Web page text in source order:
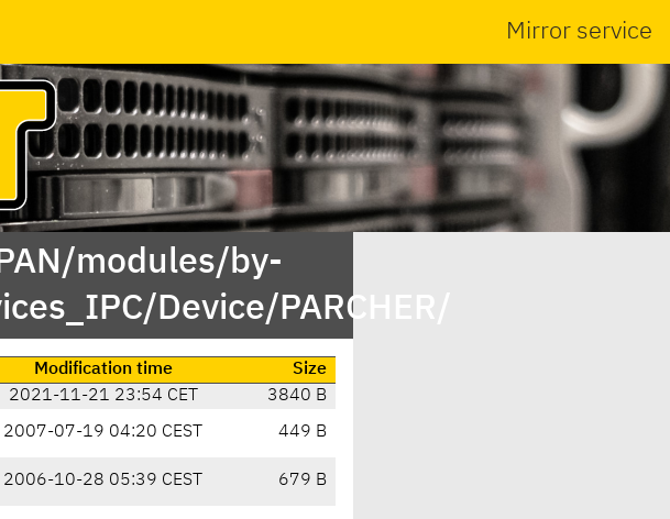
Mirror service
modules/by-
Device/PARCHER/
Modification time
Size
2021-11-21 23:54 CET
3840 B
2007-07-19 04:20 CEST 449 B
2006-10-28 05:39 CEST 679 B